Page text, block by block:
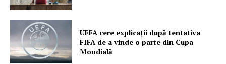
UEFA cere explicații după tentativa
FIFA de a vinde o parte din Cupa
Mondială